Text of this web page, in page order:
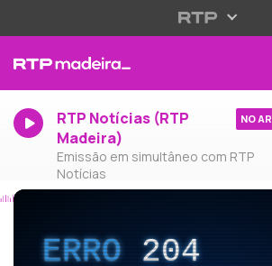
RTP Notícias (RTP
Madeira)
Emissão em simultâneo com RTP
Notícias
NO AR
ERRO204